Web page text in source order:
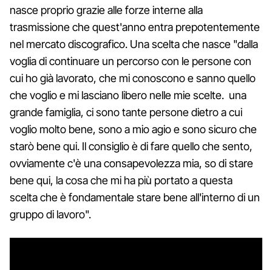
nasce proprio grazie alle forze interne alla
trasmissione che quest'anno entra prepotentemente
nel mercato discografico. Una scelta che nasce "dalla
voglia di continuare un percorso con le persone con
cui ho già lavorato, che mi conoscono e sanno quello
che voglio e mi lasciano libero nelle mie scelte. una
grande famiglia, ci sono tante persone dietro a cui
voglio molto bene, sono a mio agio e sono sicuro che
starò bene qui. Il consiglio è di fare quello che sento,
ovviamente c'è una consapevolezza mia, so di stare
bene qui, la cosa che mi ha più portato a questa
scelta che è fondamentale stare bene all'interno di un
gruppo di lavoro".